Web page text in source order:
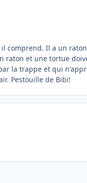
comprend. Il a un
raton et une tortue
la trappe et qui
Pestouille de Bibi!